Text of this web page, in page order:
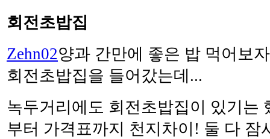
회전초밥집
Zehn02양과 간만에 좋은 밥 먹어보
회전초밥집을 들어갔는데...
녹두거리에도 회전초밥집이 있기는
부터 가격표까지 천지차이! 둘 다 잠